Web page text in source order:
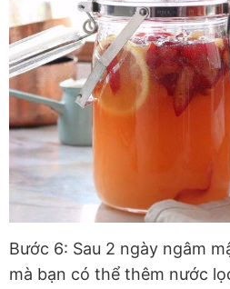
Bước 6: Sau 2 ngày ngâm
mà bạn có thể thêm nước